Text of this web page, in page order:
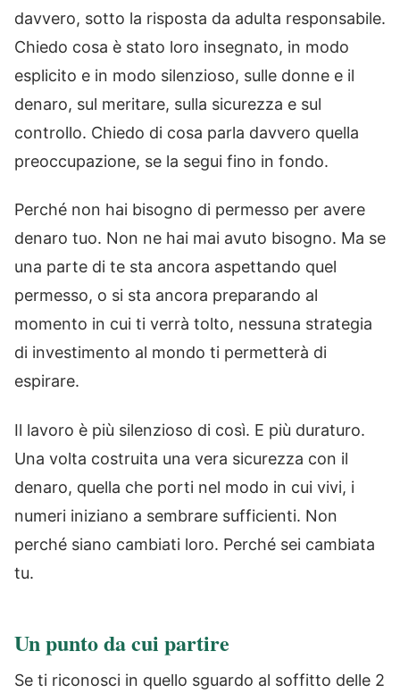
davvero, sotto la risposta da adulta responsabile.
Chiedo cosa è stato loro insegnato, in modo
esplicito e in modo silenzioso, sulle donne e il
denaro, sul meritare, sulla sicurezza e sul
controllo. Chiedo di cosa parla davvero quella
preoccupazione, se la segui fino in fondo.
Perché non hai bisogno di permesso per avere
denaro tuo. Non ne hai mai avuto bisogno. Ma se
una parte di te sta ancora aspettando quel
permesso, o si sta ancora preparando al
momento in cui ti verrà tolto, nessuna strategia
di investimento al mondo ti permetterà di
espirare.
Il lavoro è più silenzioso di così. E più duraturo.
Una volta costruita una vera sicurezza con il
denaro, quella che porti nel modo in cui vivi, i
numeri iniziano a sembrare sufficienti. Non
perché siano cambiati loro. Perché sei cambiata
tu.
Un punto da cui partire
Se ti riconosci in quello sguardo al soffitto delle 2